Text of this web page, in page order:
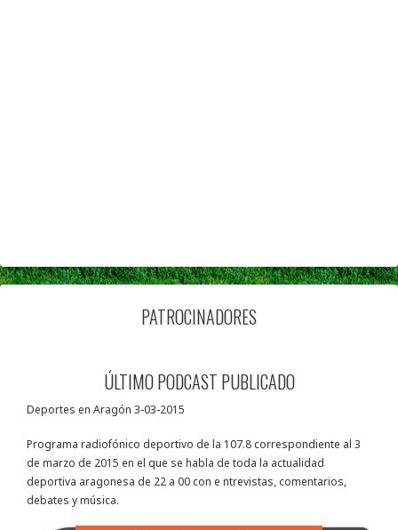
PATROCINADORES
ÚLTIMO PODCAST PUBLICADO
Deportes en Aragón 3-03-2015
Programa radiofónico deportivo de la 107.8 correspondiente al 3
de marzo de 2015 en el que se habla de toda la actualidad
deportiva aragonesa de 22 a 00 con e ntrevistas, comentarios,
debates y música.